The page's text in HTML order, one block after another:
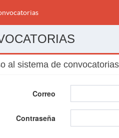
al sistema de convocatorias
Correo
Contraseña